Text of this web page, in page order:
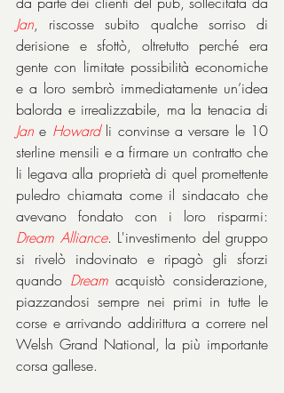
Jan, riscosse subito qualche sorriso di
derisione e sfottò, oltretutto perché era
gente con limitate possibilità economiche
e a loro sembrò immediatamente un’idea
Jan e Howard li convinse a versare le 10
sterline mensili e a firmare un contratto che
li legava alla proprietà di quel promettente
puledro chiamata come il sindacato che
Dream Alliance. L'investimento del gruppo
si rivelò indovinato e ripagò gli sforzi
quando Dream acquistò considerazione,
piazzandosi sempre nei primi in tutte le
corse e arrivando addirittura a correre nel
Welsh Grand National, la più importante
corsa gallese.